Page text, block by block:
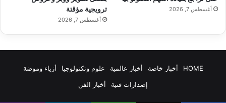
العدسة الرئيسية على فتحة عدسة متغيرة،
وهي ميزة تسمح بدخول كميات مختلفة من
الضوء، ما يحسّن التصوير في الإضاءة
المنخفضة ويمنح تأثير عزل طبيعي للخلفية.
أغسطس 7, 2026
ترويجية مؤقتة
أغسطس 7, 2026
HOME أخبار خاصة أخبار عالمية علوم وتكنولوجيا
أزياء وموضة
إصدارات فنية
أخبار الفن